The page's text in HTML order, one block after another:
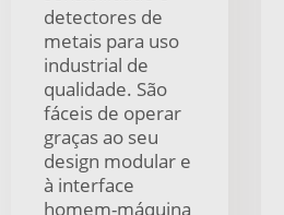
detectores de
metais para uso
industrial de
qualidade. São
fáceis de operar
graças ao seu
design modular e
à interface
homem-máquina